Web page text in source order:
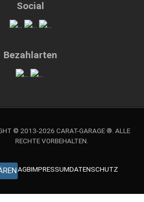
Social
Bezahlarten
© 2013-2026 CARAT-GARAGE ®. ALLE
RECHTE VORBEHALTEN.
AGBIMPRESSUMDATENSCHUTZ